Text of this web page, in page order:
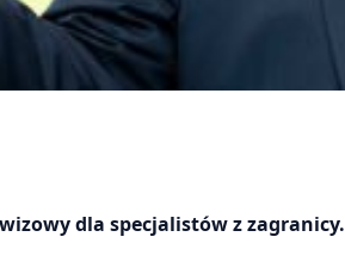
dla specjalistów z zagranicy.